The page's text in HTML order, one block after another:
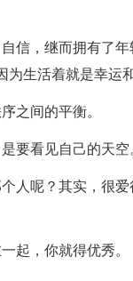
信，继而拥有了
生活着就是幸运和
之间的平衡。
要看见自己的天空
人呢？其实，很
起，你就得优秀。